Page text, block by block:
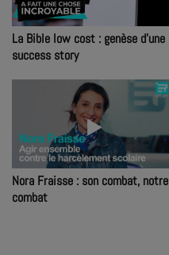
La Bible low cost : genèse d'une
success story
Nora Fraisse : son combat, notre
combat